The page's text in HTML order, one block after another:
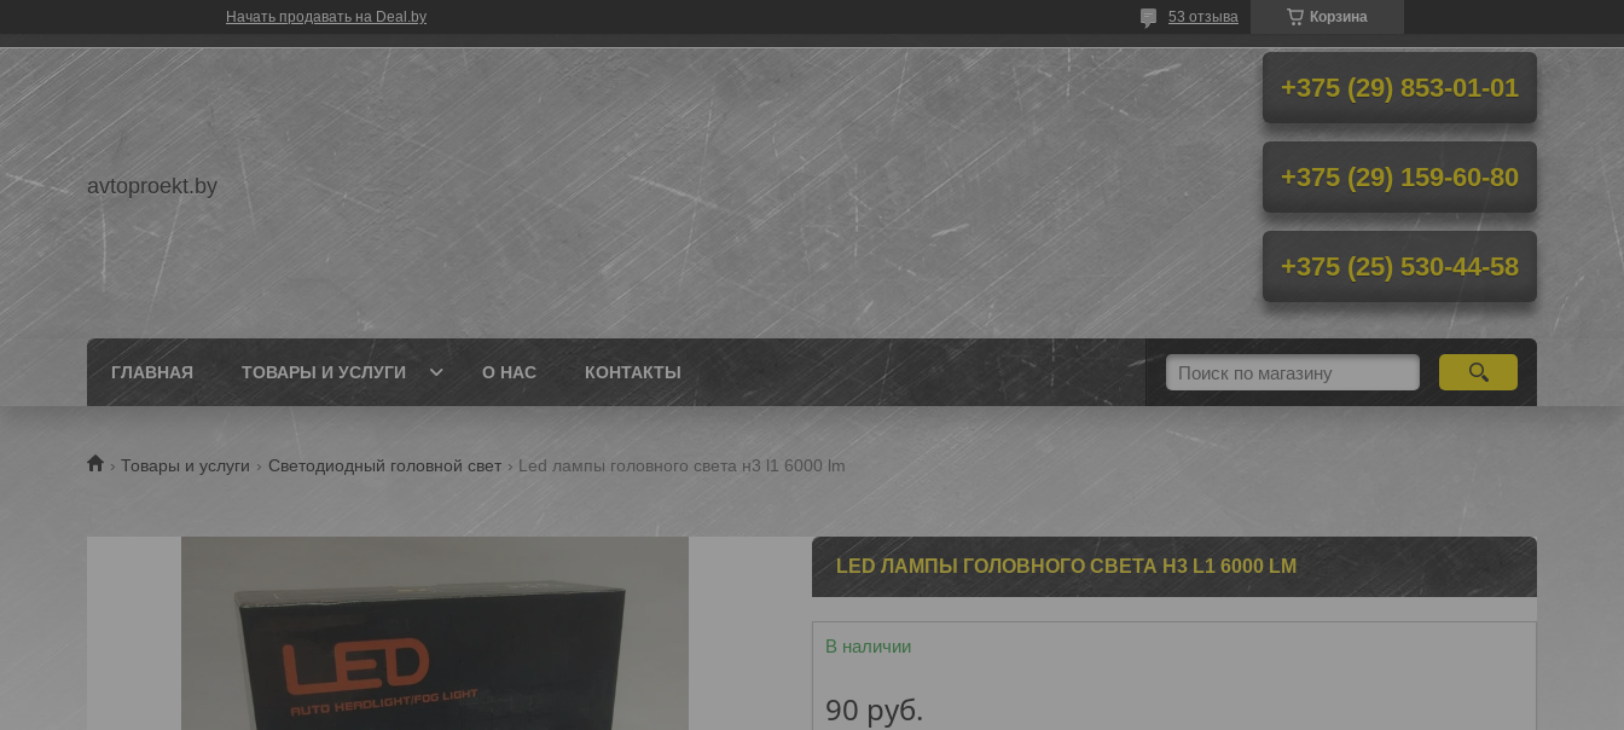
Начать продавать на Deal.by Корзина
53 отзыва
avtoproekt.by
+375 (29) 853-01-01
+375 (29) 159-60-80
+375 (25) 530-44-58
ГЛАВНАЯ ТОВАРЫ И УСЛУГИ О НАС КОНТАКТЫ
Товары и услуги Светодиодный головной свет Led лампы головного света н3 l1 6000 lm
LED ЛАМПЫ ГОЛОВНОГО СВЕТА Н3 L1 6000 LM
В наличии
90 руб.